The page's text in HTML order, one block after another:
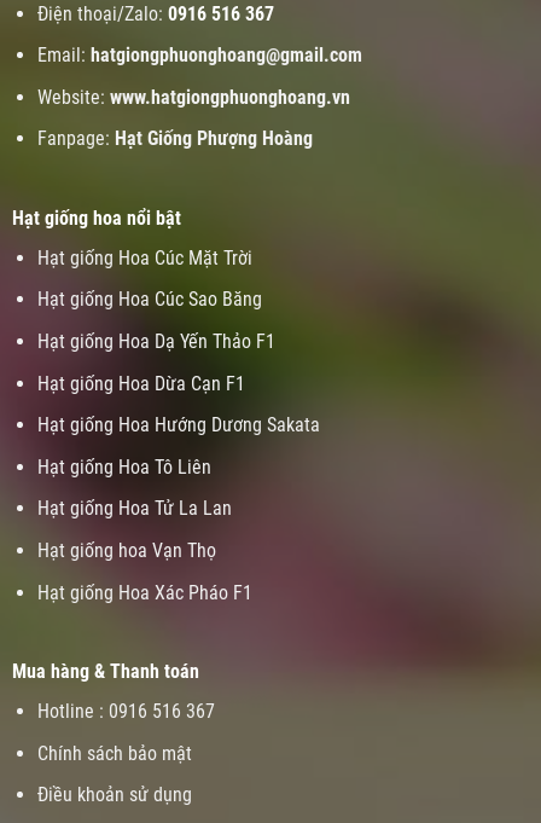
Điện thoại/Zalo: 0916 516 367
Email: hatgiongphuonghoang@gmail.com
Website: www.hatgiongphuonghoang.vn
Fanpage: Hạt Giống Phượng Hoàng
Hạt giống hoa nổi bật
Hạt giống Hoa Cúc Mặt Trời
Hạt giống Hoa Cúc Sao Băng
Hạt giống Hoa Dạ Yến Thảo F1
Hạt giống Hoa Dừa Cạn F1
Hạt giống Hoa Hướng Dương Sakata
Hạt giống Hoa Tô Liên
Hạt giống Hoa Tử La Lan
Hạt giống hoa Vạn Thọ
Hạt giống Hoa Xác Pháo F1
Mua hàng & Thanh toán
Hotline : 0916 516 367
Chính sách bảo mật
Điều khoản sử dụng